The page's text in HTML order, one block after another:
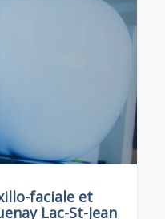
faciale et
Lac-St-Jean